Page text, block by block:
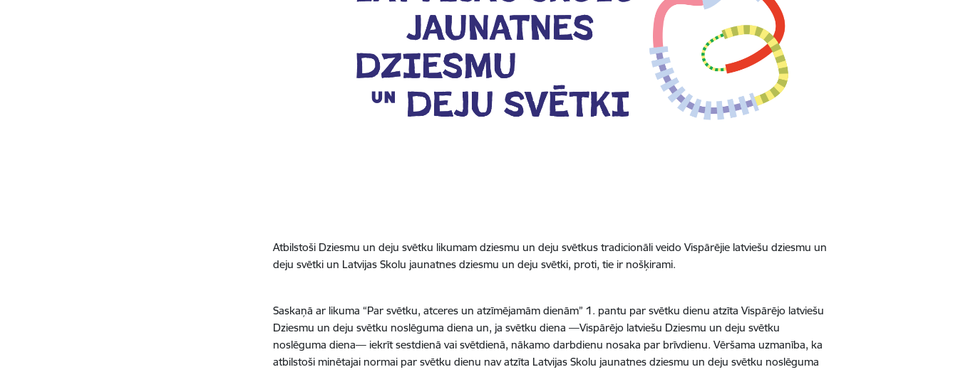
Atbilstoši Dziesmu un deju svētku likumam dziesmu un deju svētkus tradicionāli veido Vispārējie latviešu dziesmu un
deju svētki un Latvijas Skolu jaunatnes dziesmu un deju svētki, proti, tie ir nošķirami.
Saskaņā ar likuma “Par svētku, atceres un atzīmējamām dienām” 1. pantu par svētku dienu atzīta Vispārējo latviešu
Dziesmu un deju svētku noslēguma diena un, ja svētku diena —Vispārējo latviešu Dziesmu un deju svētku
noslēguma diena— iekrīt sestdienā vai svētdienā, nākamo darbdienu nosaka par brīvdienu. Vēršama uzmanība, ka
atbilstoši minētajai normai par svētku dienu nav atzīta Latvijas Skolu jaunatnes dziesmu un deju svētku noslēguma